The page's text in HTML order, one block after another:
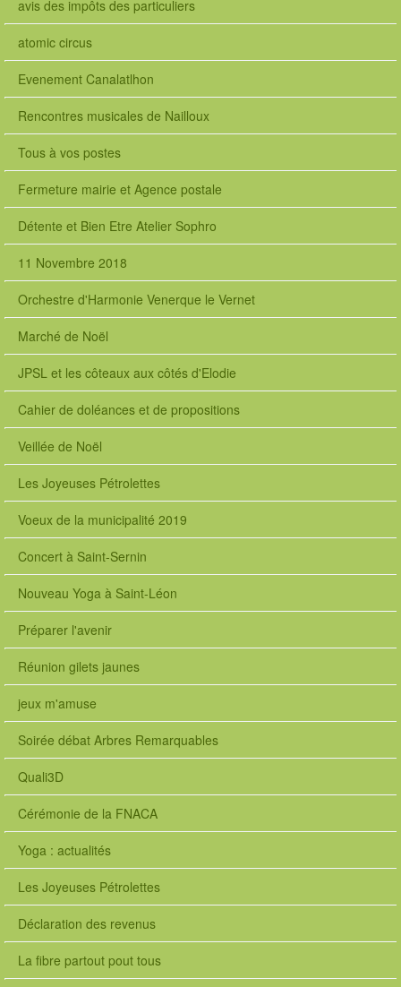
avis des impôts des particuliers
atomic circus
Evenement Canalatlhon
Rencontres musicales de Nailloux
Tous à vos postes
Fermeture mairie et Agence postale
Détente et Bien Etre Atelier Sophro
11 Novembre 2018
Orchestre d'Harmonie Venerque le Vernet
Marché de Noël
JPSL et les côteaux aux côtés d'Elodie
Cahier de doléances et de propositions
Veillée de Noël
Les Joyeuses Pétrolettes
Voeux de la municipalité 2019
Concert à Saint-Sernin
Nouveau Yoga à Saint-Léon
Préparer l'avenir
Réunion gilets jaunes
jeux m'amuse
Soirée débat Arbres Remarquables
Quali3D
Cérémonie de la FNACA
Yoga : actualités
Les Joyeuses Pétrolettes
Déclaration des revenus
La fibre partout pout tous